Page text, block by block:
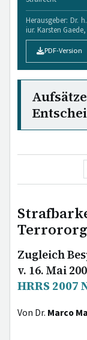
Herausgeber: Dr.
iur. Karsten
PDF-Version
Zugleich
v. 16. Mai
HRRS 2007
Von Dr. Marco